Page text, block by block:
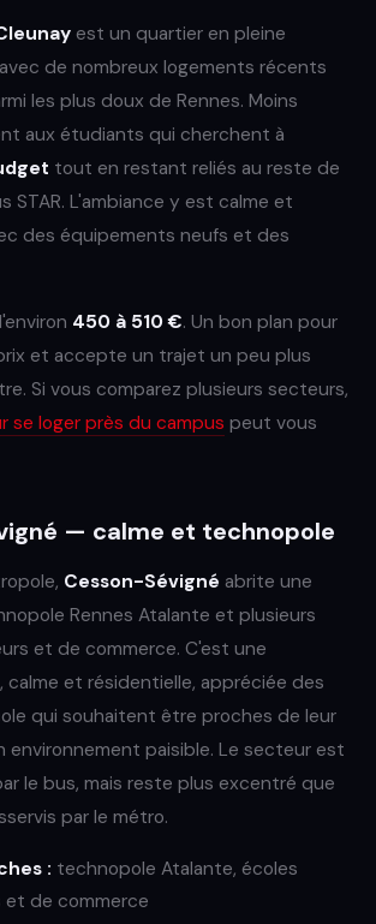
est un quartier en pleine
de nombreux logements récents
les plus doux de Rennes. Moins
aux étudiants qui cherchent à
tout en restant reliés au reste de
STAR. L'ambiance y est calme et
des équipements neufs et des
450 à 510 €. Un bon plan pour
et accepte un trajet un peu plus
Si vous comparez plusieurs secteurs,
se loger près du campus peut vous
— calme et technopole
Cesson-Sévigné abrite une
Rennes Atalante et plusieurs
et de commerce. C'est une
calme et résidentielle, appréciée des
qui souhaitent être proches de leur
environnement paisible. Le secteur est
le bus, mais reste plus excentré que
par le métro.
: technopole Atalante, écoles
et de commerce